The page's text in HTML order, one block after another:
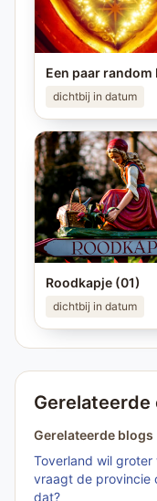
dichtbij in datum
Roodkapje (01)
dichtbij in datum
Gerelateerde blogs
Toverland wil
vraagt de provincie
dat?